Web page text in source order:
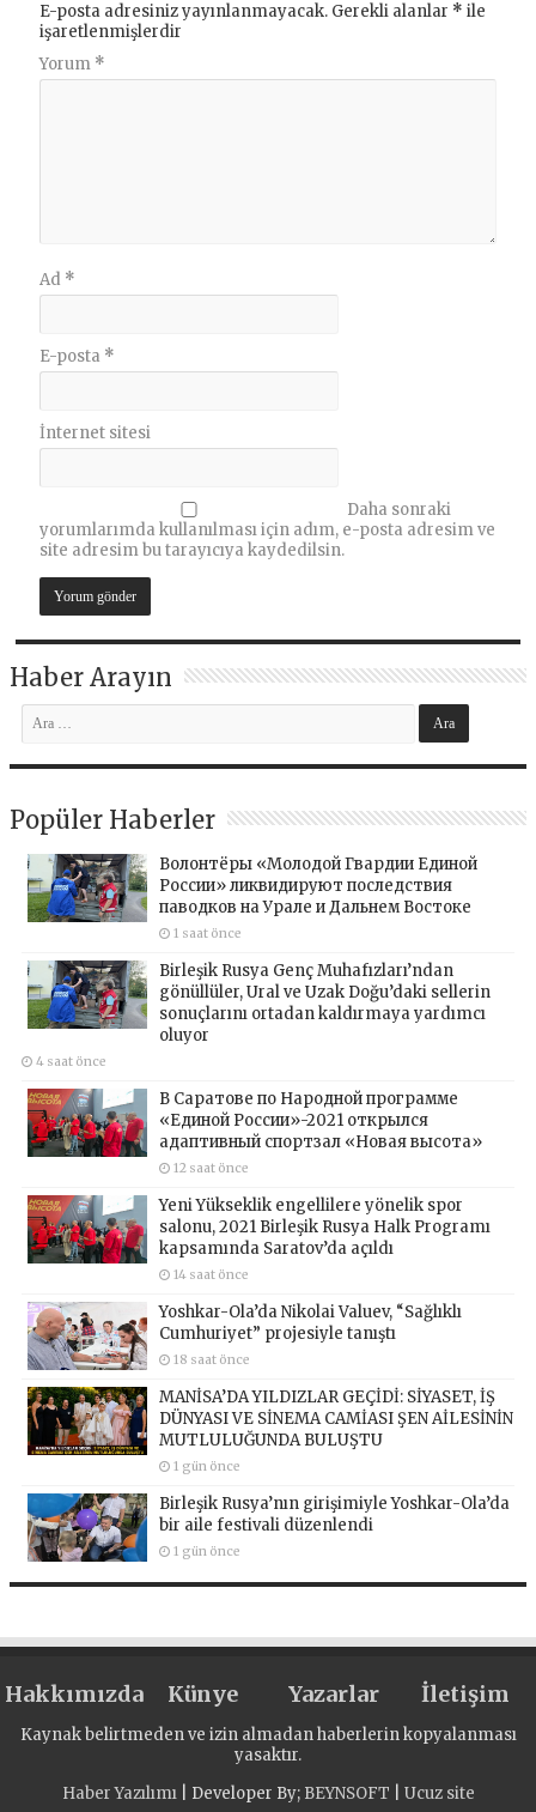
E-posta adresiniz yayınlanmayacak. Gerekli alanlar * ile
işaretlenmişlerdir
Yorum *
Ad *
E-posta *
İnternet sitesi
Daha sonraki
yorumlarımda kullanılması için adım, e-posta adresim ve
site adresim bu tarayıcıya kaydedilsin.
Haber Arayın
Popüler Haberler
Волонтёры «Молодой Гвардии Единой
России» ликвидируют последствия
паводков на Урале и Дальнем Востоке
1 saat önce
Birleşik Rusya Genç Muhafızları’ndan
gönüllüler, Ural ve Uzak Doğu’daki sellerin
sonuçlarını ortadan kaldırmaya yardımcı
oluyor
4 saat önce
В Саратове по Народной программе
«Единой России»-2021 открылся
адаптивный спортзал «Новая высота»
12 saat önce
Yeni Yükseklik engellilere yönelik spor
salonu, 2021 Birleşik Rusya Halk Programı
kapsamında Saratov’da açıldı
14 saat önce
Yoshkar-Ola’da Nikolai Valuev, “Sağlıklı
Cumhuriyet” projesiyle tanıştı
18 saat önce
MANİSA’DA YILDIZLAR GEÇİDİ: SİYASET, İŞ
DÜNYASI VE SİNEMA CAMİASI ŞEN AİLESİNİN
MUTLULUĞUNDA BULUŞTU
1 gün önce
Birleşik Rusya’nın girişimiyle Yoshkar-Ola’da
bir aile festivali düzenlendi
1 gün önce
Hakkımızda Künye Yazarlar İletişim
Kaynak belirtmeden ve izin almadan haberlerin kopyalanması
yasaktır.
Haber Yazılımı| Developer By; BEYNSOFT Ucuz site